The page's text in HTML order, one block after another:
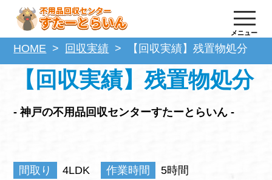
メニュー
HOME 回収実績 【回収実績】残置物処分
【回収実績】残置物処分
- 神戸の不用品回収センターすたーとらいん -
間取り 4LDK 作業時間 5時間